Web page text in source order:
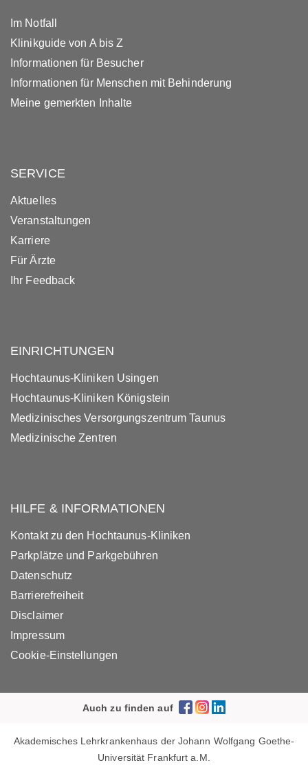
Im Notfall
Klinikguide von A bis Z
Informationen für Besucher
Informationen für Menschen mit Behinderung
Meine gemerkten Inhalte
SERVICE
Aktuelles
Veranstaltungen
Karriere
Für Ärzte
Ihr Feedback
EINRICHTUNGEN
Hochtaunus-Kliniken Usingen
Hochtaunus-Kliniken Königstein
Medizinisches Versorgungszentrum Taunus
Medizinische Zentren
HILFE & INFORMATIONEN
Kontakt zu den Hochtaunus-Kliniken
Parkplätze und Parkgebühren
Datenschutz
Barrierefreiheit
Disclaimer
Impressum
Cookie-Einstellungen
Auch zu finden auf
Akademisches Lehrkrankenhaus der Johann Wolfgang Goethe-
Universität Frankfurt a.M.